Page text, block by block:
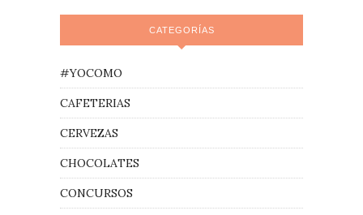
CATEGORÍAS
#YOCOMO
CAFETERIAS
CERVEZAS
CHOCOLATES
CONCURSOS